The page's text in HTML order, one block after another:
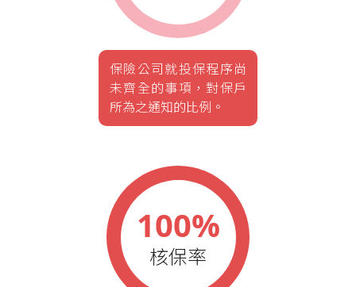
保險公司就投保程序尚
未齊全的事項，對保戶
所為之通知的比例。
100%
核保率